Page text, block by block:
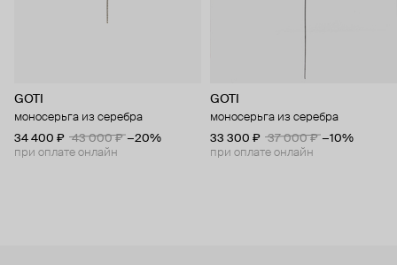
GOTI
моносерьга из серебра
34 400 ₽
43 000 ₽ −20%
при оплате онлайн
GOTI
моносерьга из серебра
33 300 ₽
37 000 ₽ −10%
при оплате онлайн